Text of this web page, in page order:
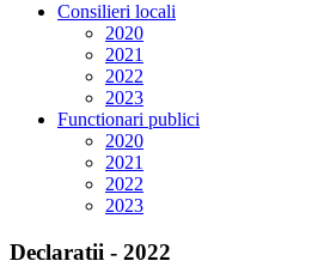
Consilieri locali
2020
2021
2022
2023
Functionari publici
2020
2021
2022
2023
Declaratii - 2022